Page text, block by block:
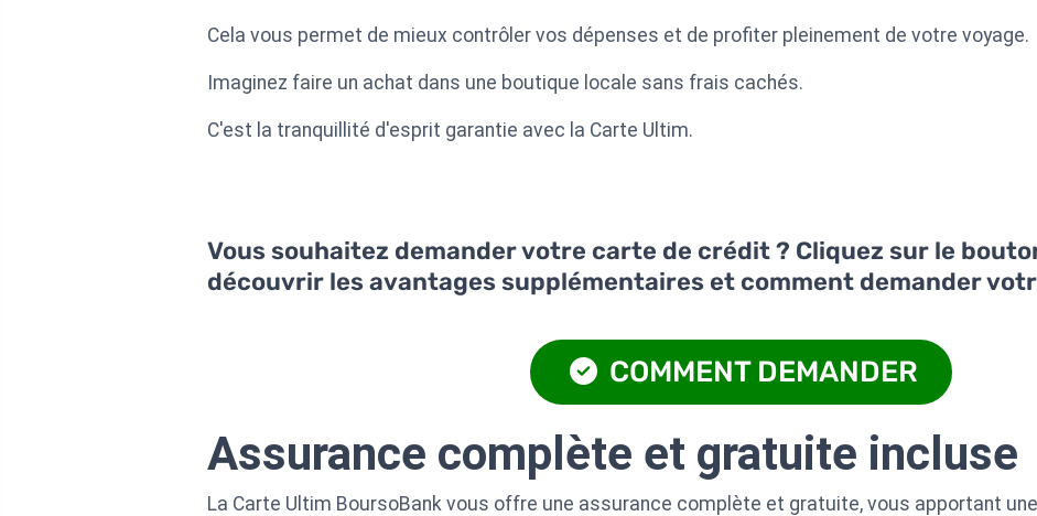
Cela vous permet de mieux contrôler vos dépenses et de profiter pleinement de votre voyage.
Imaginez faire un achat dans une boutique locale sans frais cachés.
C'est la tranquillité d'esprit garantie avec la Carte Ultim.
Vous souhaitez demander votre carte de crédit ? Cliquez sur le
découvrir les avantages supplémentaires et comment demander
COMMENT DEMANDER
Assurance complète et gratuite incluse
La Carte Ultim BoursoBank vous offre une assurance complète et gratuite, vous apportant